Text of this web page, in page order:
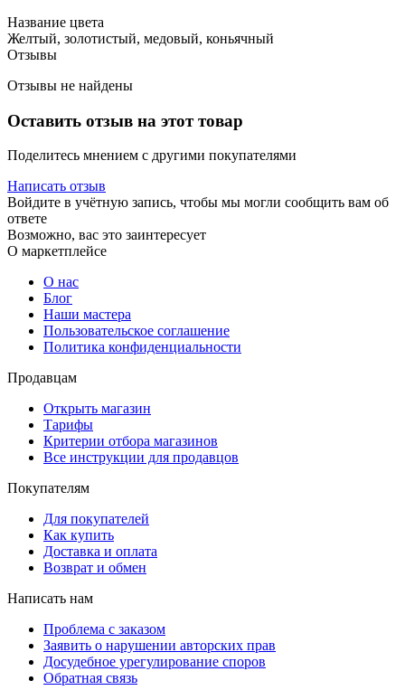
Название цвета
Желтый, золотистый, медовый, коньячный
Отзывы
Отзывы не найдены
Оставить отзыв на этот товар
Поделитесь мнением с другими покупателями
Написать отзыв
Войдите в учётную запись, чтобы мы могли сообщить вам об
ответе
Возможно, вас это заинтересует
О маркетплейсе
О нас
Блог
Наши мастера
Пользовательское соглашение
Политика конфиденциальности
Продавцам
Открыть магазин
Тарифы
Критерии отбора магазинов
Все инструкции для продавцов
Покупателям
Для покупателей
Как купить
Доставка и оплата
Возврат и обмен
Написать нам
Проблема с заказом
Заявить о нарушении авторских прав
Досудебное урегулирование споров
Обратная связь